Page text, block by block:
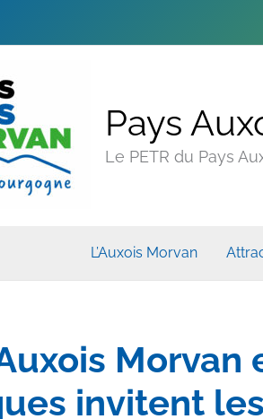
Pays
Le PETR du Pays
L’Auxois Morvan
invitent